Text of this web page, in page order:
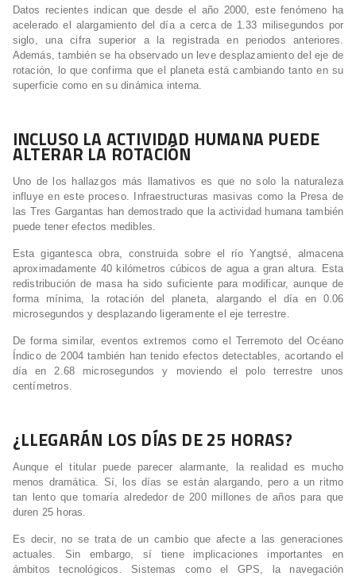
Datos recientes indican que desde el año 2000, este fenómeno ha
acelerado el alargamiento del día a cerca de 1.33 milisegundos por
siglo, una cifra superior a la registrada en periodos anteriores.
Además, también se ha observado un leve desplazamiento del eje de
rotación, lo que confirma que el planeta está cambiando tanto en su
superficie como en su dinámica interna.
INCLUSO LA ACTIVIDAD HUMANA PUEDE
ALTERAR LA ROTACIÓN
Uno de los hallazgos más llamativos es que no solo la naturaleza
influye en este proceso. Infraestructuras masivas como la Presa de
las Tres Gargantas han demostrado que la actividad humana también
puede tener efectos medibles.
Esta gigantesca obra, construida sobre el río Yangtsé, almacena
aproximadamente 40 kilómetros cúbicos de agua a gran altura. Esta
redistribución de masa ha sido suficiente para modificar, aunque de
forma mínima, la rotación del planeta, alargando el día en 0.06
microsegundos y desplazando ligeramente el eje terrestre.
De forma similar, eventos extremos como el Terremoto del Océano
Índico de 2004 también han tenido efectos detectables, acortando el
día en 2.68 microsegundos y moviendo el polo terrestre unos
centímetros.
¿LLEGARÁN LOS DÍAS DE 25 HORAS?
Aunque el titular puede parecer alarmante, la realidad es mucho
menos dramática. Sí, los días se están alargando, pero a un ritmo
tan lento que tomaría alrededor de 200 millones de años para que
duren 25 horas.
Es decir, no se trata de un cambio que afecte a las generaciones
actuales. Sin embargo, sí tiene implicaciones importantes en
ámbitos tecnológicos. Sistemas como el GPS, la navegación